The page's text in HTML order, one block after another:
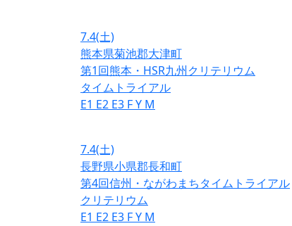
7.4(土)
熊本県菊池郡大津町
第1回熊本・HSR九州クリテリウム
タイムトライアル
E1 E2 E3 FY M
7.4(土)
長野県小県郡長和町
第4回信州・ながわまちタイムトライアル
クリテリウム
E1 E2 E3 FY M